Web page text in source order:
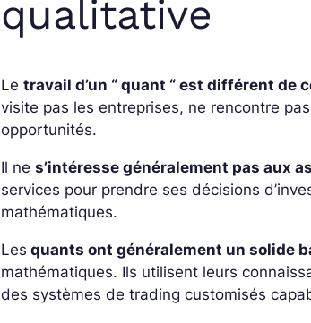
qualitative
Letravail d’un “ quant “ est différent de
visite pas les entreprises, ne rencontre
opportunités.
Il nes’intéresse généralement pas aux
services pour prendre ses décisions
mathématiques.
Les quants ont généralement un solide
mathématiques. Ils utilisent leurs
des systèmes de trading customisés